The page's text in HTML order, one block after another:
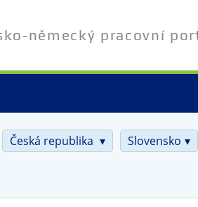
německý pracovní
Česká republika Slovensko